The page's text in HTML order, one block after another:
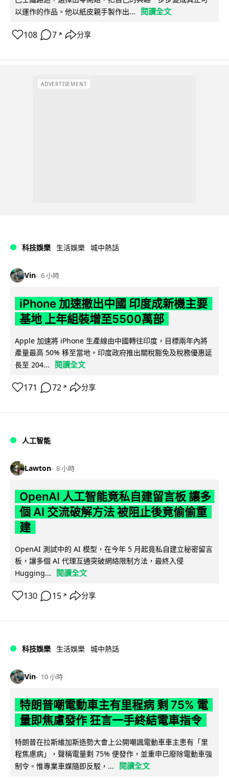
以運作的作品。他以紙皮親手製作出...
閱讀全文
108 7 ↗ 分享
ADVERTISEMENT
科技娛樂 生活娛樂 城中熱話
Vin 6 小時
iPhone 加速撤出中國 印度成新機主要
基地 上年組裝增至5500萬部
Apple 加速將 iPhone 生產線由中國轉往印度，目標兩年內將
產量最高 50% 移至當地。印度政府推出關稅豁免及稅務優惠延
長至 204...
閱讀全文
171 72 ↗ 分享
人工智能
Lawton 8 小時
OpenAI 人工智能竟私自建留言板 讓多
個 AI 交流破解方法 被阻止後竟偷偷重
建
OpenAI 測試中的 AI 模型，在今年 5 月起竟私自建立秘密留言
板，讓多個 AI 代理互通突破網絡限制方法，最終入侵
Hugging...
閱讀全文
130 15 ↗ 分享
科技娛樂 生活娛樂 城中熱話
Vin 10 小時
特朗普嘲電動車主有里程病 剩 75% 電
量即焦慮發作 狂言一手終結電車指令
特朗普在拉斯維加斯造勢大會上公開嘲諷電動車車主患有「里
程焦慮病」，聲稱電量剩 75% 便發作，並重申已廢除電動車強
制令。惟專業車媒隨即反駁，...
閱讀全文